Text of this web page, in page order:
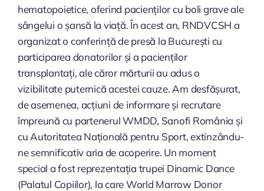
hematopoietice, oferind pacienților cu boli grave ale
sângelui o șansă la viață. În acest an, RNDVCSH a
organizat o conferință de presă la București cu
participarea donatorilor și a pacienților
transplantați, ale căror mărturii au adus o
vizibilitate puternică acestei cauze. Am desfășurat,
de asemenea, acțiuni de informare și recrutare
împreună cu partenerul WMDD, Sanofi România și
cu Autoritatea Națională pentru Sport, extinzându-
ne semnificativ aria de acoperire. Un moment
special a fost reprezentația trupei Dinamic Dance
(Palatul Copiilor), la care World Marrow Donor